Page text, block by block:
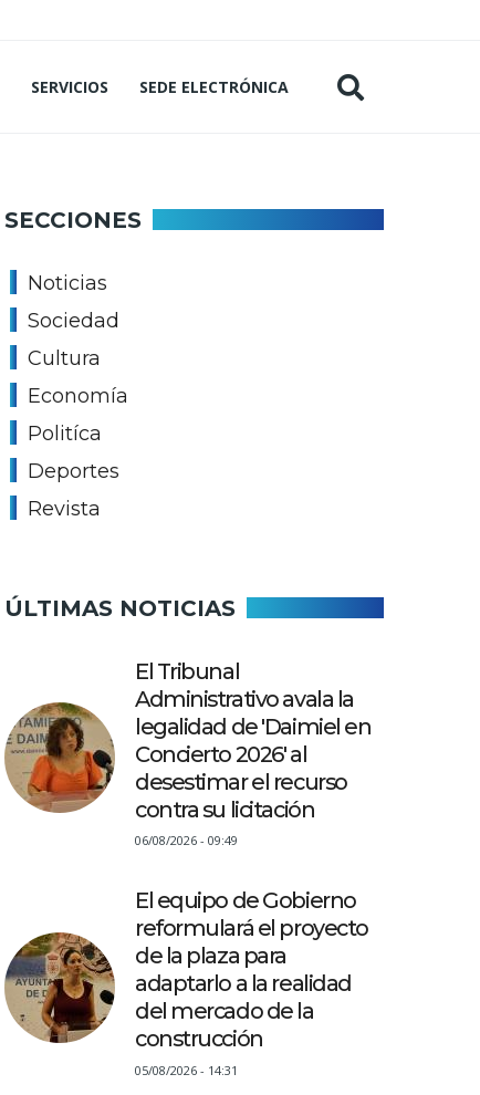
SERVICIOS SEDE ELECTRÓNICA
SECCIONES
Noticias
Sociedad
Cultura
Economía
Politíca
Deportes
Revista
ÚLTIMAS NOTICIAS
El Tribunal
Administrativo avala la
legalidad de 'Daimiel en
Concierto 2026' al
desestimar el recurso
contra su licitación
06/08/2026 - 09:49
El equipo de Gobierno
reformulará el proyecto
de la plaza para
adaptarlo a la realidad
del mercado de la
construcción
05/08/2026 - 14:31